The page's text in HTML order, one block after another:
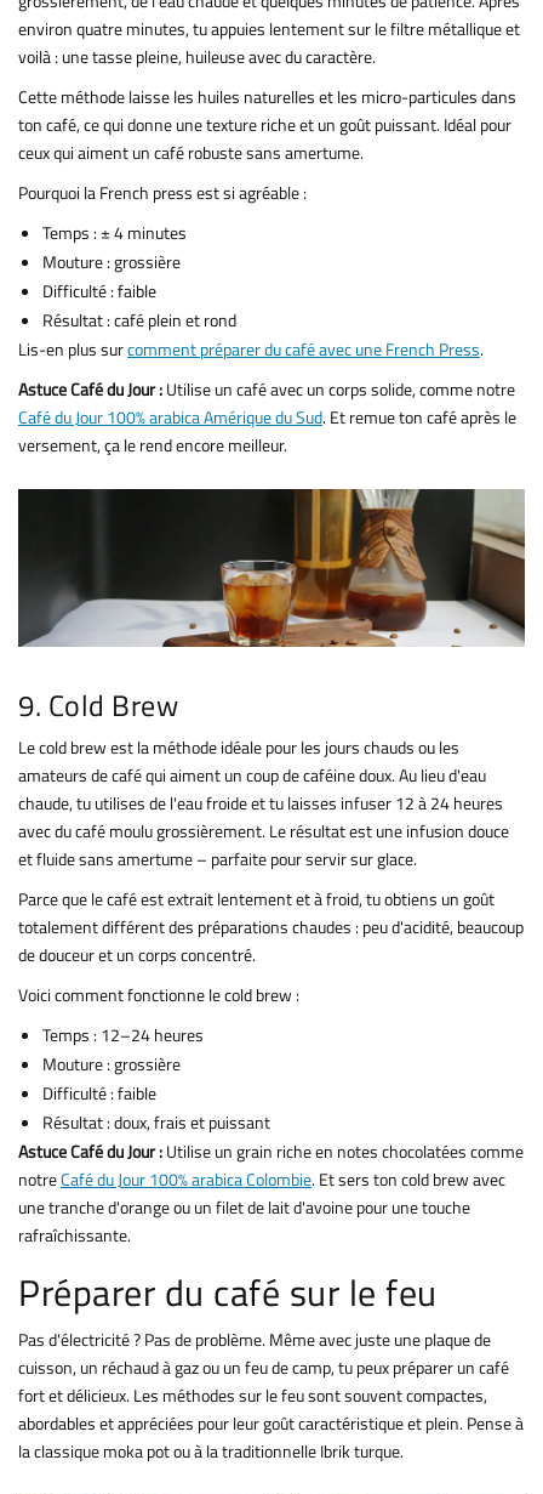
environ quatre minutes, tu appuies lentement sur le filtre métallique et
voilà : une tasse pleine, huileuse avec du caractère.
Cette méthode laisse les huiles naturelles et les micro-particules dans
ton café, ce qui donne une texture riche et un goût puissant. Idéal pour
ceux qui aiment un café robuste sans amertume.
Pourquoi la French press est si agréable :
Temps : ± 4 minutes
Mouture : grossière
Difficulté : faible
Résultat : café plein et rond
Lis-en plus surcomment préparer du café avec une French Press.
Astuce Café du Jour :Utilise un café avec un corps solide, comme notre
Café du Jour 100% arabica Amérique du Sud. Et remue ton café après le
versement, ça le rend encore meilleur.
9. Cold Brew
Le cold brew est la méthode idéale pour les jours chauds ou les
amateurs de café qui aiment un coup de caféine doux. Au lieu d'eau
chaude, tu utilises de l'eau froide et tu laisses infuser 12 à 24 heures
avec du café moulu grossièrement. Le résultat est une infusion douce
et fluide sans amertume – parfaite pour servir sur glace.
Parce que le café est extrait lentement et à froid, tu obtiens un goût
totalement différent des préparations chaudes : peu d'acidité, beaucoup
de douceur et un corps concentré.
Voici comment fonctionne le cold brew :
Temps : 12–24 heures
Mouture : grossière
Difficulté : faible
Résultat : doux, frais et puissant
Astuce Café du Jour :Utilise un grain riche en notes chocolatées comme
notreCafé du Jour 100% arabica Colombie. Et sers ton cold brew avec
une tranche d'orange ou un filet de lait d'avoine pour une touche
rafraîchissante.
Préparer du café sur le feu
Pas d'électricité ? Pas de problème. Même avec juste une plaque de
cuisson, un réchaud à gaz ou un feu de camp, tu peux préparer un café
fort et délicieux. Les méthodes sur le feu sont souvent compactes,
abordables et appréciées pour leur goût caractéristique et plein. Pense à
la classique moka pot ou à la traditionnelle Ibrik turque.